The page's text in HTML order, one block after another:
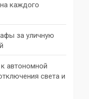
каждого
за уличную
автономной
света и